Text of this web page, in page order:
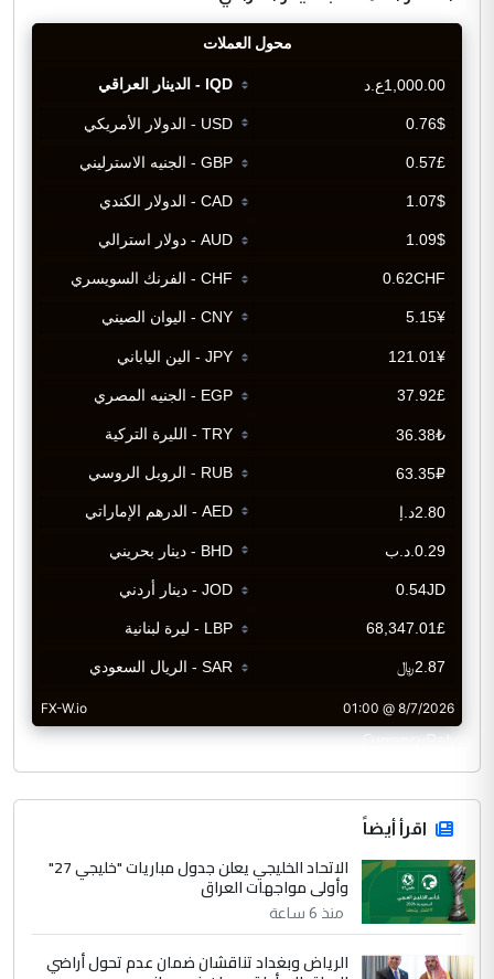
CurrencyRate
اقرأ أيضاً
الاتحاد الخليجي يعلن جدول مباريات "خليجي 27"
وأولى مواجهات العراق
منذ 6 ساعة
الرياض وبغداد تناقشان ضمان عدم تحول أراضي